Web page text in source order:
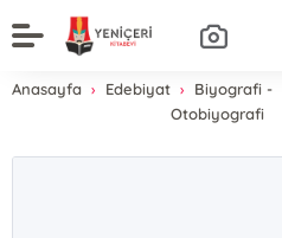
Anasayfa Edebiyat
Biyografi -
Otobiyografi